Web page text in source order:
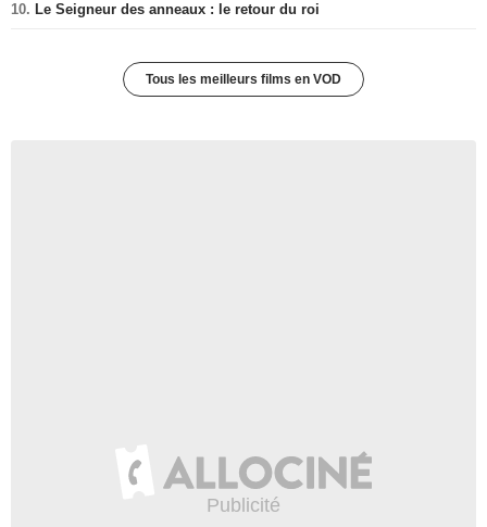
10. Le Seigneur des anneaux : le retour du roi
Tous les meilleurs films en VOD